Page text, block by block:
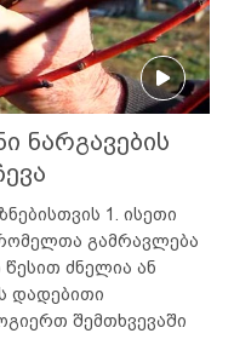
ნარგავების
1. ისეთი
გამრავლება
წესით ძნელია ან
დადებითი
შემთხვევაში